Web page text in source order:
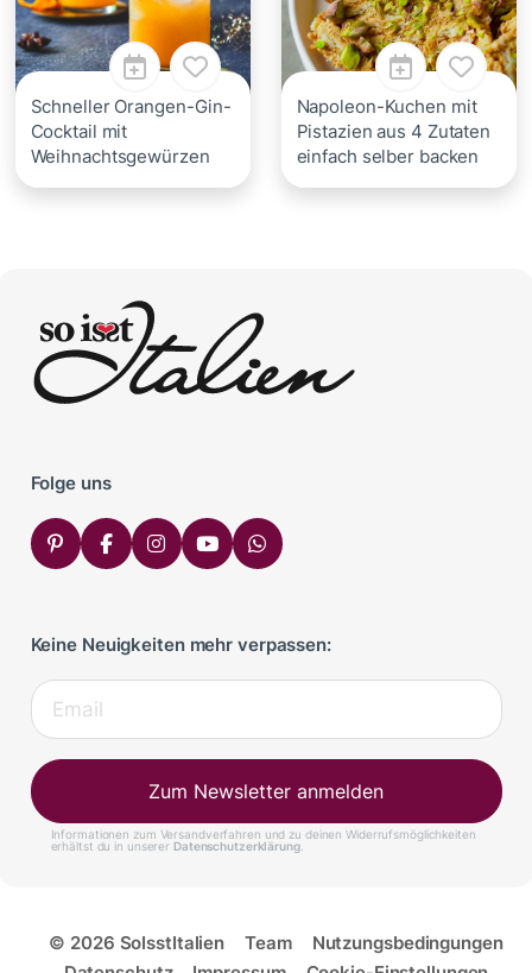
Schneller Orangen-Gin-
Cocktail mit
Weihnachtsgewürzen
Napoleon-Kuchen mit
Pistazien aus 4 Zutaten
einfach selber backen
Folge uns
Keine Neuigkeiten mehr verpassen:
Zum Newsletter anmelden
Informationen zum Versandverfahren und zu deinen Widerrufsmöglichkeiten
erhältst du in unserer Datenschutzerklärung.
© 2026 SoIsstItalien Team
Nutzungsbedingungen